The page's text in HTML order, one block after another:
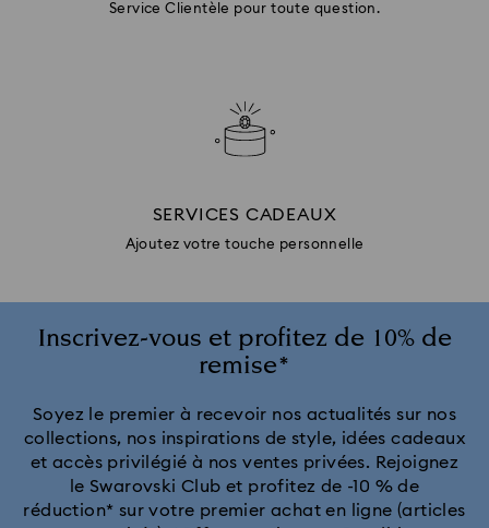
Service Clientèle pour toute question.
SERVICES CADEAUX
Ajoutez votre touche personnelle
Inscrivez-vous et profitez de 10% de
remise*
Soyez le premier à recevoir nos actualités sur nos
collections, nos inspirations de style, idées cadeaux
et accès privilégié à nos ventes privées. Rejoignez
le Swarovski Club et profitez de -10 % de
réduction* sur votre premier achat en ligne (articles